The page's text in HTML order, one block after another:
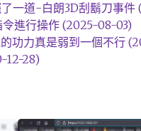
一道-白朗3D刮鬍刀事件
進行操作 (2025-08-03)
功力真是弱到一個不行
12-28)